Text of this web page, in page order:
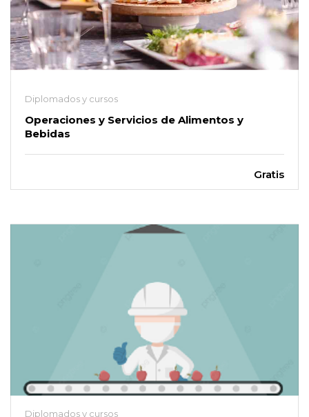
Diplomados y cursos
Operaciones y Servicios de Alimentos y
Bebidas
Gratis
Diplomados y cursos